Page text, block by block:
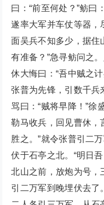
曰：“前至何处？”鲂曰
遂率大军并车仗等器，
面吴兵不知多少，据住
有准备？”急寻鲂问之
休大悔曰：“吾中贼之
张普为先锋，引数千兵
骂曰：“贼将早降！”徐
勒马收兵，回见曹休，
胜之。”就令张普引二
伏于石亭之北。“明日
北山之前，放炮为号，
引二万军到晚埋伏去了